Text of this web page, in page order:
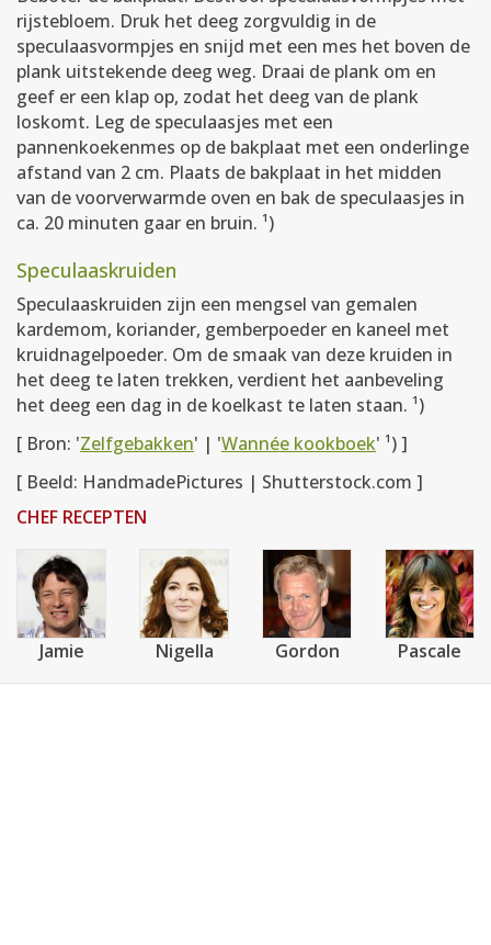
rijstebloem. Druk het deeg zorgvuldig in de
speculaasvormpjes en snijd met een mes het boven de
plank uitstekende deeg weg. Draai de plank om en
geef er een klap op, zodat het deeg van de plank
loskomt. Leg de speculaasjes met een
pannenkoekenmes op de bakplaat met een onderlinge
afstand van 2 cm. Plaats de bakplaat in het midden
van de voorverwarmde oven en bak de speculaasjes in
ca. 20 minuten gaar en bruin. ¹)
Speculaaskruiden
Speculaaskruiden zijn een mengsel van gemalen
kardemom, koriander, gemberpoeder en kaneel met
kruidnagelpoeder. Om de smaak van deze kruiden in
het deeg te laten trekken, verdient het aanbeveling
het deeg een dag in de koelkast te laten staan. ¹)
[ Bron: 'Zelfgebakken' | 'Wannée kookboek' ¹) ]
[ Beeld: HandmadePictures | Shutterstock.com ]
CHEF RECEPTEN
Jamie Nigella Gordon Pascale